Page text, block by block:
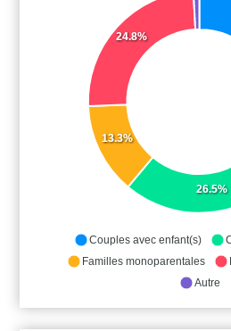
26.5%
13.3%
24.8%
Couples avec enfant(s)
Familles monoparentales
Autre